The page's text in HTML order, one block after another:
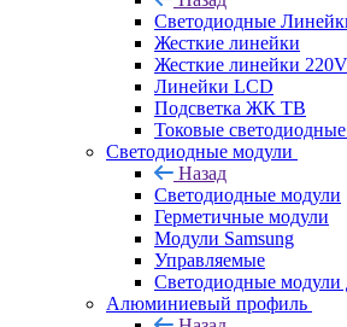
Светодиодные
Жесткие линейки
Жесткие линейки 220V
Линейки LCD
Подсветка ЖК ТВ
Токовые
Светодиодные модули
Назад
Светодиодные модули
Герметичные модули
Модули Samsung
Управляемые
Светодиодные модули
Алюминиевый профиль